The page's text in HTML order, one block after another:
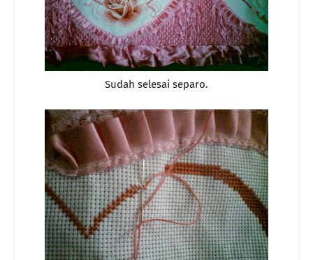
Sudah selesai separo.